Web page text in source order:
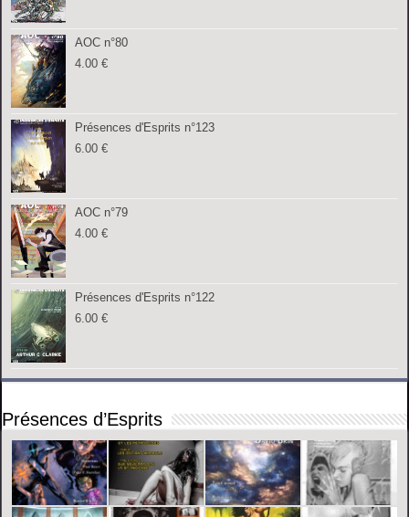
AOC n°80
4.00€
Présences d'Esprits n°123
6.00€
AOC n°79
4.00€
Présences d'Esprits n°122
6.00€
Présences d’Esprits